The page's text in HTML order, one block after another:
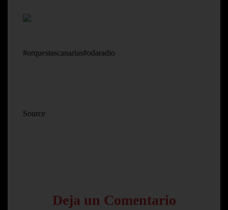
#orquestascanarias#odaradio
Source
Deja un Comentario